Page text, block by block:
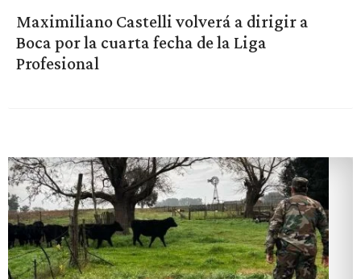
Maximiliano Castelli volverá a dirigir a
Boca por la cuarta fecha de la Liga
Profesional